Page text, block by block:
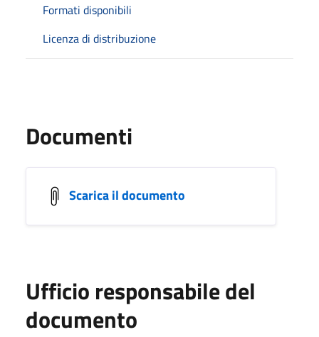
Formati disponibili
Licenza di distribuzione
Documenti
Scarica il documento
Ufficio responsabile del
documento